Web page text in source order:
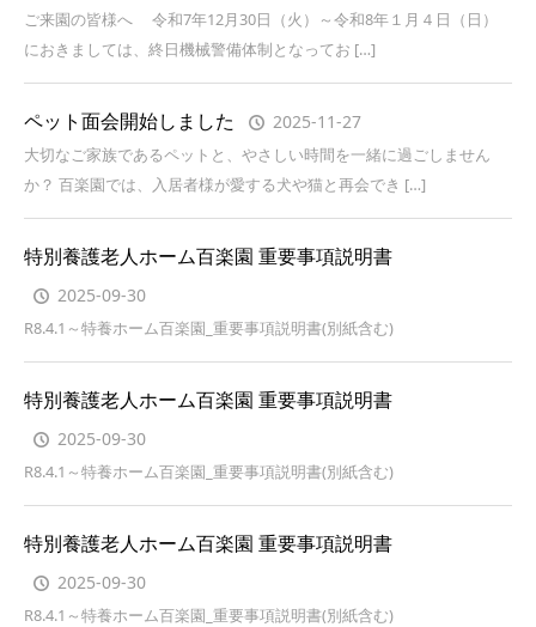
ご来園の皆様へ 令和7年12月30日（火）～令和8年１月４日（日）
におきましては、終日機械警備体制となってお […]
ペット面会開始しました 2025-11-27
大切なご家族であるペットと、やさしい時間を一緒に過ごしません
か？ 百楽園では、入居者様が愛する犬や猫と再会でき […]
特別養護老人ホーム百楽園 重要事項説明書
2025-09-30
R8.4.1～特養ホーム百楽園_重要事項説明書(別紙含む)
特別養護老人ホーム百楽園 重要事項説明書
2025-09-30
R8.4.1～特養ホーム百楽園_重要事項説明書(別紙含む)
特別養護老人ホーム百楽園 重要事項説明書
2025-09-30
R8.4.1～特養ホーム百楽園_重要事項説明書(別紙含む)